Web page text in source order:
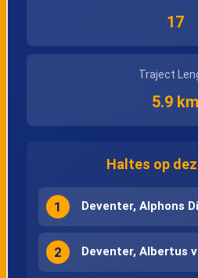
17
Traject
5.9 km
Haltes op
1 Deventer, Alphons
2 Deventer, Albertus